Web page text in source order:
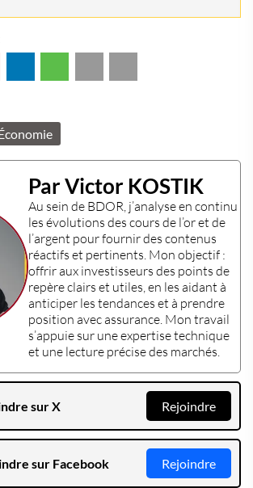
Par Victor KOSTIK
Au sein de BDOR, j’analyse en continu
les évolutions des cours de l’oret de
l’argent pour fournir des contenus
réactifs et pertinents. Mon objectif :
offrir aux investisseurs des points de
repère clairs et utiles, en les aidant à
anticiper les tendances et à prendre
position avec assurance. Mon travail
s’appuie sur uneexpertise technique
et une lecture précise des marchés.
sur X Rejoindre
sur Facebook Rejoindre